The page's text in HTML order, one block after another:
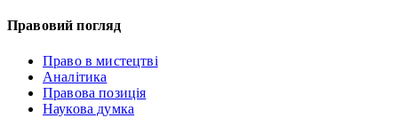
Правовий погляд
Право в мистецтві
Аналітика
Правова позиція
Наукова думка